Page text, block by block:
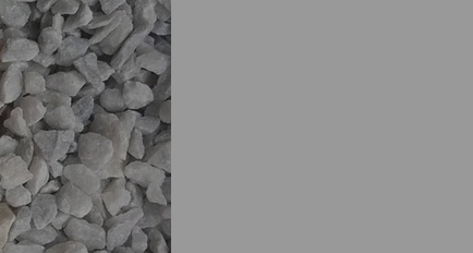
крошка белая, фракция
7-12 мм, мешок 30 кг